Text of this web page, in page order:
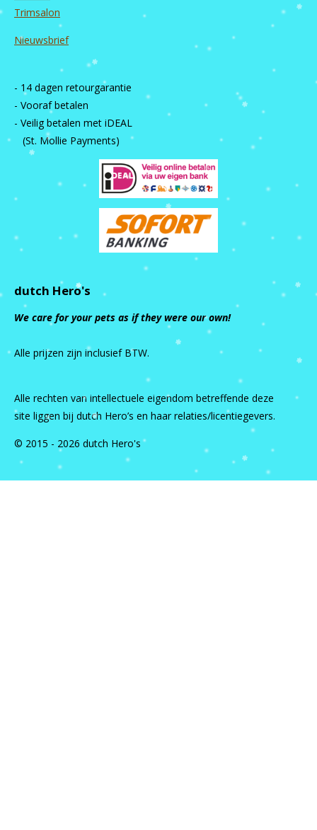
Trimsalon
Nieuwsbrief
- 14 dagen retourgarantie
- Vooraf betalen
- Veilig betalen met iDEAL
(St. Mollie Payments)
dutch Hero's
We care for your pets as if they were our own!
Alle prijzen zijn inclusief BTW.
Alle rechten van intellectuele eigendom betreffende deze
site liggen bij dutch Hero’s en haar relaties/licentiegevers.
© 2015 - 2026 dutch Hero's